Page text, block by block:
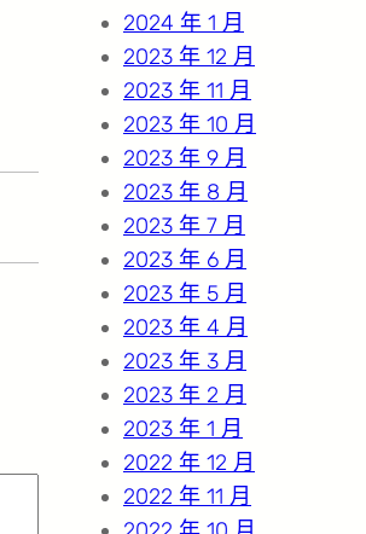
2024 年 1 月
2023 年 12 月
2023 年 11 月
2023 年 10 月
2023 年 9 月
2023 年 8 月
2023 年 7 月
2023 年 6 月
2023 年 5 月
2023 年 4 月
2023 年 3 月
2023 年 2 月
2023 年 1 月
2022 年 12 月
2022 年 11 月